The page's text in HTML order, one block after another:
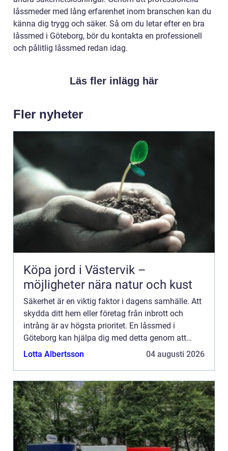
låssmeder med lång erfarenhet inom branschen kan du
känna dig trygg och säker. Så om du letar efter en bra
låssmed i Göteborg, bör du kontakta en professionell
och pålitlig låssmed redan idag.
Läs fler inlägg här
Fler nyheter
Köpa jord i Västervik –
möjligheter nära natur och kust
Säkerhet är en viktig faktor i dagens samhälle. Att
skydda ditt hem eller företag från inbrott och
intrång är av högsta prioritet. En låssmed i
Göteborg kan hjälpa dig med detta genom att
s&au...
Lotta Albertsson 04 augusti 2026